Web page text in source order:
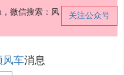
关注公众号
，微信搜索：风
风车消息